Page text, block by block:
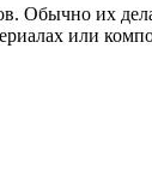
Обычно их
или